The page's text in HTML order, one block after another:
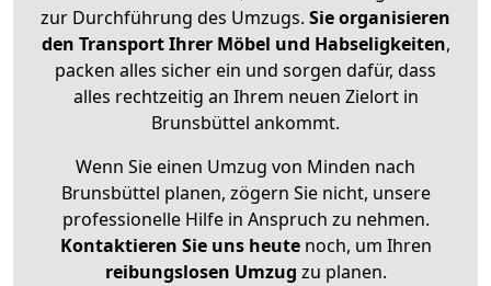
zur Durchführung des Umzugs. Sie organisieren
den Transport Ihrer Möbel und Habseligkeiten,
packen alles sicher ein und sorgen dafür, dass
alles rechtzeitig an Ihrem neuen Zielort in
Brunsbüttel ankommt.
Wenn Sie einen Umzug von Minden nach
Brunsbüttel planen, zögern Sie nicht, unsere
professionelle Hilfe in Anspruch zu nehmen.
Kontaktieren Sie uns heutenoch, um Ihren
reibungslosen Umzug zu planen.